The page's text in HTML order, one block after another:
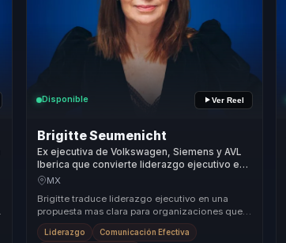
Disponible Ver Reel
Brigitte Seumenicht
Ex ejecutiva de Volkswagen, Siemens y AVL
Iberica que convierte liderazgo ejecutivo en
claridad estrategica y mejores decisiones
MX
Brigitte traduce liderazgo ejecutivo en una
propuesta mas clara para organizaciones que
necesitan desarrollar lideres con mejor
direccion...
Liderazgo Comunicación Efectiva